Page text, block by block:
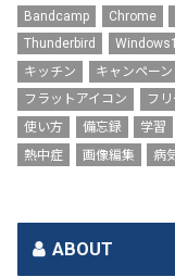
Bandcamp Chrome
Thunderbird
キッチン
キャンペーン
フラットアイコン
フ
使い方
備忘録 学習
熱中症
画像編集 病
ABOUT